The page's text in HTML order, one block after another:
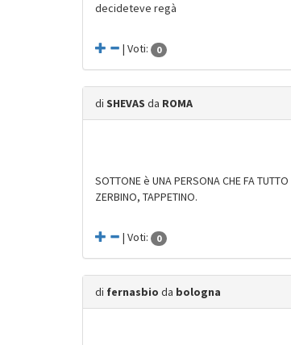
decideteve regà
| Voti: 0
di SHEVAS da ROMA
SOTTONE è UNA PERSONA CHE FA
ZERBINO, TAPPETINO.
| Voti: 0
di fernasbio da bologna